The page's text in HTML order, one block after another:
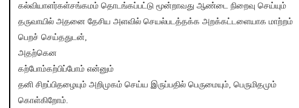
கல்வியாளர்கள்சங்கமம் தொடங்கப்பட்டு மூன்றாவது ஆண்டை நிறைவு செய்யும்
தருவாயில் அதனை தேசிய அளவில் செயல்படத்தக்க அறக்கட்டளையாக மாற்றம்
பெறச் செய்ததுடன்,
அதற்கென
கற்போம்கற்பிப்போம் என்னும்
தனி சிறப்பிதழையும் அறிமுகம் செய்ய இருப்பதில் பெருமையும், பெருமிதமும்
கொள்கிறோம்.